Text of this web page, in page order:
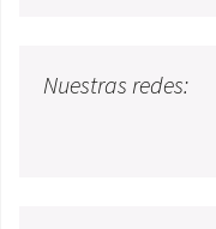
Nuestras redes: